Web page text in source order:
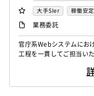
運用／監視担当
大手SIer 稼働安
業務委託
官庁系Webシステムにお
工程を一貫してご担当い